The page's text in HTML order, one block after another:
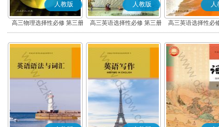
人教版
高三物理选择性必修 第三册
人教版
高三英语选择性必修 第三册
人
高三英语选择性必